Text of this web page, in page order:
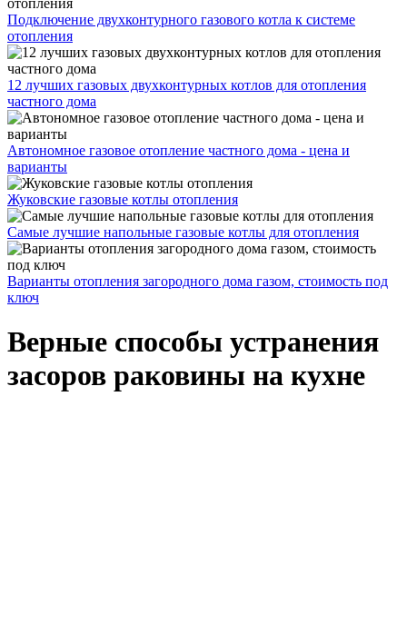
Подключение двухконтурного газового котла к системе
отопления
12 лучших газовых двухконтурных котлов для отопления
частного дома
Автономное газовое отопление частного дома - цена и
варианты
Жуковские газовые котлы отопления
Самые лучшие напольные газовые котлы для отопления
Варианты отопления загородного дома газом, стоимость под
ключ
Верные способы устранения
засоров раковины на кухне